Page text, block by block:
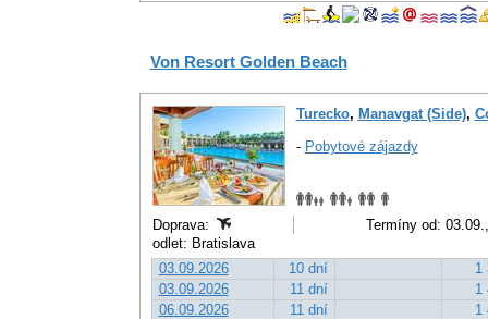
Von Resort Golden Beach
Turecko, Manavgat (Side),
- Pobytové zájazdy
Doprava:
Termíny od:
odlet: Bratislava
03.09.2026
10 dní
1
03.09.2026
11 dní
1
06.09.2026
11 dní
1